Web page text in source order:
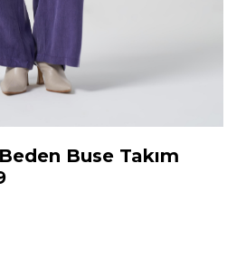
Buse Takım